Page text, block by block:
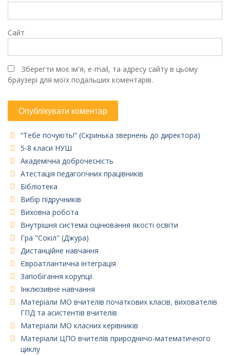
Сайт
Зберегти моє ім'я, e-mail, та адресу сайту в цьому
браузері для моїх подальших коментарів.
“Тебе почують!” (Скринька звернень до директора)
5-8 класи НУШ
Академічна доброчесність
Атестація педагогічних працівників
Бібліотека
Вибір підручників
Виховна робота
Внутрішня система оцінювання якості освіти
Гра "Сокіл" (Джура)
Дистанційне навчання
Євроатлантична інтеграція
Запобігання корупції
Інклюзивне навчання
Матеріали МО вчителів початкових класів, вихователів
ГПД та асистентів вчителів
Матеріали МО класних керівників
Матеріали ЦПО вчителів природничо-математичного
циклу